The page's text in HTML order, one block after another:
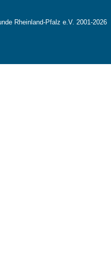
Rheinland-Pfalz e.V. 2001-2026